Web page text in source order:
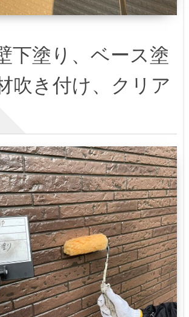
下塗り、ベース塗
吹き付け、クリア